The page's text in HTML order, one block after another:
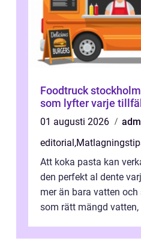
Foodtruck stockholm krogmat på hjul
som lyfter varje
01 augusti 2026
editorial,
Att koka pasta kan
den perfekt al dente
mer än bara vatten
som rätt mängd vatten,